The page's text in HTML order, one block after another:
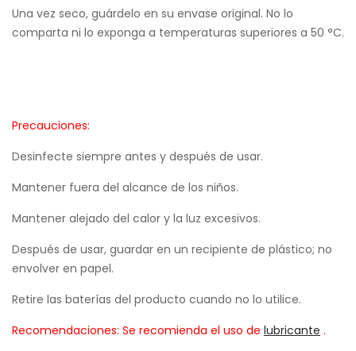
Una vez seco, guárdelo en su envase original. No lo
comparta ni lo exponga a temperaturas superiores a 50 °C.
Precauciones:
Desinfecte siempre antes y después de usar.
Mantener fuera del alcance de los niños.
Mantener alejado del calor y la luz excesivos.
Después de usar, guardar en un recipiente de plástico; no
envolver en papel.
Retire las baterías del producto cuando no lo utilice.
Recomendaciones: Se recomienda el uso de lubricante .